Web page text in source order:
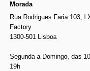
Morada
Rua Rodrigues Faria 103,
Factory
1300-501 Lisboa
Segunda a Domingo, das
19h